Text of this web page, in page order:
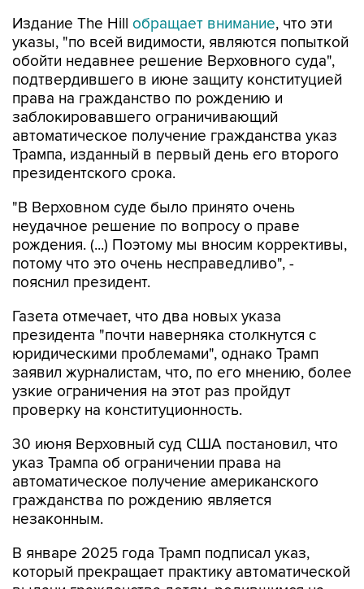
Издание The Hill обращает внимание, что эти
указы, "по всей видимости, являются попыткой
обойти недавнее решение Верховного суда",
подтвердившего в июне защиту конституцией
права на гражданство по рождению и
заблокировавшего ограничивающий
автоматическое получение гражданства указ
Трампа, изданный в первый день его второго
президентского срока.
"В Верховном суде было принято очень
неудачное решение по вопросу о праве
рождения. (...) Поэтому мы вносим коррективы,
потому что это очень несправедливо", -
пояснил президент.
Газета отмечает, что два новых указа
президента "почти наверняка столкнутся с
юридическими проблемами", однако Трамп
заявил журналистам, что, по его мнению, более
узкие ограничения на этот раз пройдут
проверку на конституционность.
30 июня Верховный суд США постановил, что
указ Трампа об ограничении права на
автоматическое получение американского
гражданства по рождению является
незаконным.
В январе 2025 года Трамп подписал указ,
который прекращает практику автоматической